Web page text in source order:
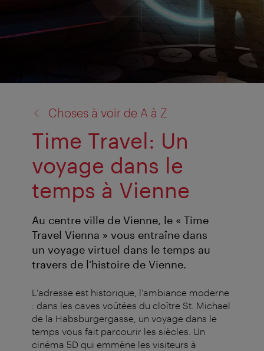
Choses à voir de A à Z
Time Travel: Un
voyage dans le
temps à Vienne
Au centre ville de Vienne, le « Time
Travel Vienna » vous entraîne dans
un voyage virtuel dans le temps au
travers de l'histoire de Vienne.
L'adresse est historique, l'ambiance moderne
: dans les caves voûtées du cloître St. Michael
de la Habsburgergasse, un voyage dans le
temps vous fait parcourir les siècles. Un
cinéma 5D qui emmène les visiteurs à